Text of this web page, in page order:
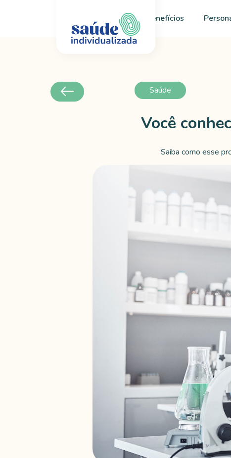
Sobre Benefícios
Saúde
Você
Saiba como esse